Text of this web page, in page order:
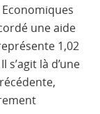
une aide
1,02
là d’une